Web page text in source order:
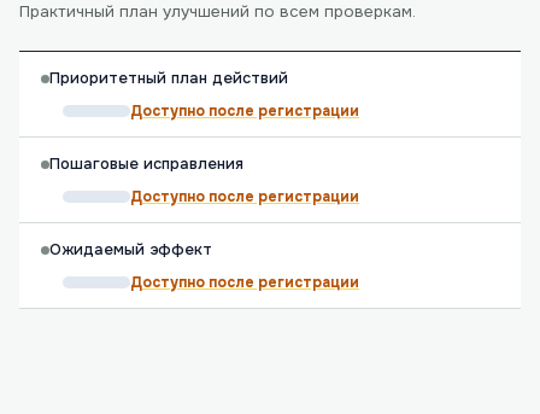
Практичный план улучшений по всем проверкам.
Приоритетный план действий
Доступно после регистрации
Пошаговые исправления
Доступно после регистрации
Ожидаемый эффект
Доступно после регистрации